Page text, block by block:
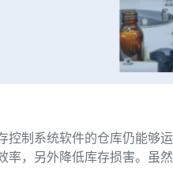
控制系统软件的仓库仍能够
率，另外降低库存损害。虽